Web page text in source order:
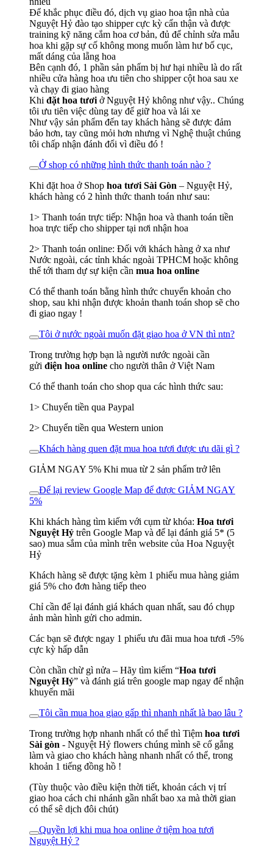
Để khắc phục điều đó, dịch vụ giao hoa tận nhà của
Nguyệt Hỷ đào tạo shipper cực kỳ cẩn thận và được
training kỹ năng cắm hoa cơ bản, đủ để chỉnh sửa mẫu
hoa khi gặp sự cố không mong muốn làm hư bố cục,
mất dáng của lẵng hoa
Bên cạnh đó, 1 phần sản phẩm bị hư hại nhiều là do rất
nhiều cửa hàng hoa ưu tiên cho shipper cột hoa sau xe
và chạy đi giao hàng
Khi đặt hoa tươi ở Nguyệt Hỷ không như vậy.. Chúng
tôi ưu tiên việc dùng tay để giữ hoa và lái xe
Như vậy sản phẩm đến tay khách hàng sẽ được đảm
bảo hơn, tay cũng mỏi hơn nhưng vì Nghệ thuật chúng
tôi chấp nhận đánh đổi vì điều đó !
Ở shop có những hình thức thanh toán nào ?
Khi đặt hoa ở Shop hoa tươi Sài Gòn – Nguyệt Hỷ,
khách hàng có 2 hình thức thanh toán như sau:
1> Thanh toán trực tiếp: Nhận hoa và thanh toán tiền
hoa trực tiếp cho shipper tại nơi nhận hoa
2> Thanh toán online: Đối với khách hàng ở xa như
Nước ngoài, các tỉnh khác ngoài TPHCM hoặc không
thể tới tham dự sự kiện cần mua hoa online
Có thể thanh toán bằng hình thức chuyển khoản cho
shop, sau khi nhận được khoản thanh toán shop sẽ cho
đi giao ngay !
Tôi ở nước ngoài muốn đặt giao hoa ở VN thì ntn?
Trong trường hợp bạn là người nước ngoài cần
gửi điện hoa online cho người thân ở Việt Nam
Có thể thanh toán cho shop qua các hình thức sau:
1> Chuyển tiền qua Paypal
2> Chuyển tiền qua Western union
Khách hàng quen đặt mua hoa tươi được ưu dãi gì ?
GIẢM NGAY 5% Khi mua từ 2 sản phẩm trở lên
Để lại review Google Map để được GIẢM NGAY
5%
Khi khách hàng tìm kiếm với cụm từ khóa: Hoa tươi
Nguyệt Hỷ trên Google Map và để lại đánh giá 5* (5
sao) mua sắm của mình trên website của Hoa Nguyệt
Hỷ
Khách hàng sẽ được tặng kèm 1 phiếu mua hàng giảm
giá 5% cho đơn hàng tiếp theo
Chỉ cần để lại đánh giá khách quan nhất, sau đó chụp
ảnh màn hình gửi cho admin.
Các bạn sẽ được ngay 1 phiếu ưu đãi mua hoa tươi -5%
cực kỳ hấp dẫn
Còn chần chừ gì nửa – Hãy tìm kiếm “Hoa tươi
Nguyệt Hỷ” và đánh giá trên google map ngay để nhận
khuyến mãi
Tôi cần mua hoa giao gấp thì nhanh nhất là bao lâu ?
Trong trường hợp nhanh nhất có thể thì Tiệm hoa tươi
Sài gòn - Nguyệt Hỷ flowers chúng mình sẽ cố gắng
làm và giao cho khách hàng nhanh nhất có thể, trong
khoản 1 tiếng đồng hồ !
(Tùy thuộc vào điều kiện thời tiết, khoản cách vị trí
giao hoa cách chi nhánh gần nhất bao xa mà thời gian
có thể sê dịch đôi chút)
Quyền lợi khi mua hoa online ở tiệm hoa tươi
Nguyệt Hỷ ?